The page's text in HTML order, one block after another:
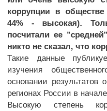
коррупции в
44% - высокая).
посчитали ее
никто не сказал, что
Такие данные
изучения
основании результатов
регионах России в
Высокую степень